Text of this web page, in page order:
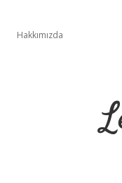
Hakkımızda